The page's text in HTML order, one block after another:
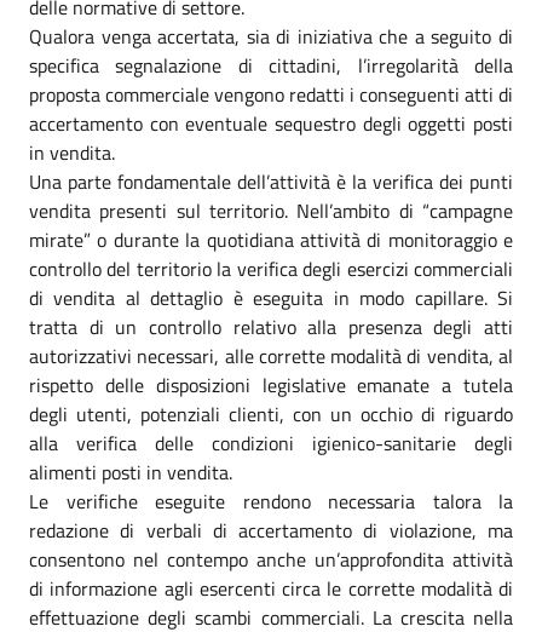
delle normative di settore.
Qualora venga accertata, sia di iniziativa che a seguito di
specifica segnalazione di cittadini, l’irregolarità della
proposta commerciale vengono redatti i conseguenti atti di
accertamento con eventuale sequestro degli oggetti posti
in vendita.
Una parte fondamentale dell’attività è la verifica dei punti
vendita presenti sul territorio. Nell’ambito di “campagne
mirate” o durante la quotidiana attività di monitoraggio e
controllo del territorio la verifica degli esercizi commerciali
di vendita al dettaglio è eseguita in modo capillare. Si
tratta di un controllo relativo alla presenza degli atti
autorizzativi necessari, alle corrette modalità di vendita, al
rispetto delle disposizioni legislative emanate a tutela
degli utenti, potenziali clienti, con un occhio di riguardo
alla verifica delle condizioni igienico-sanitarie degli
alimenti posti in vendita.
Le verifiche eseguite rendono necessaria talora la
redazione di verbali di accertamento di violazione, ma
consentono nel contempo anche un’approfondita attività
di informazione agli esercenti circa le corrette modalità di
effettuazione degli scambi commerciali. La crescita nella